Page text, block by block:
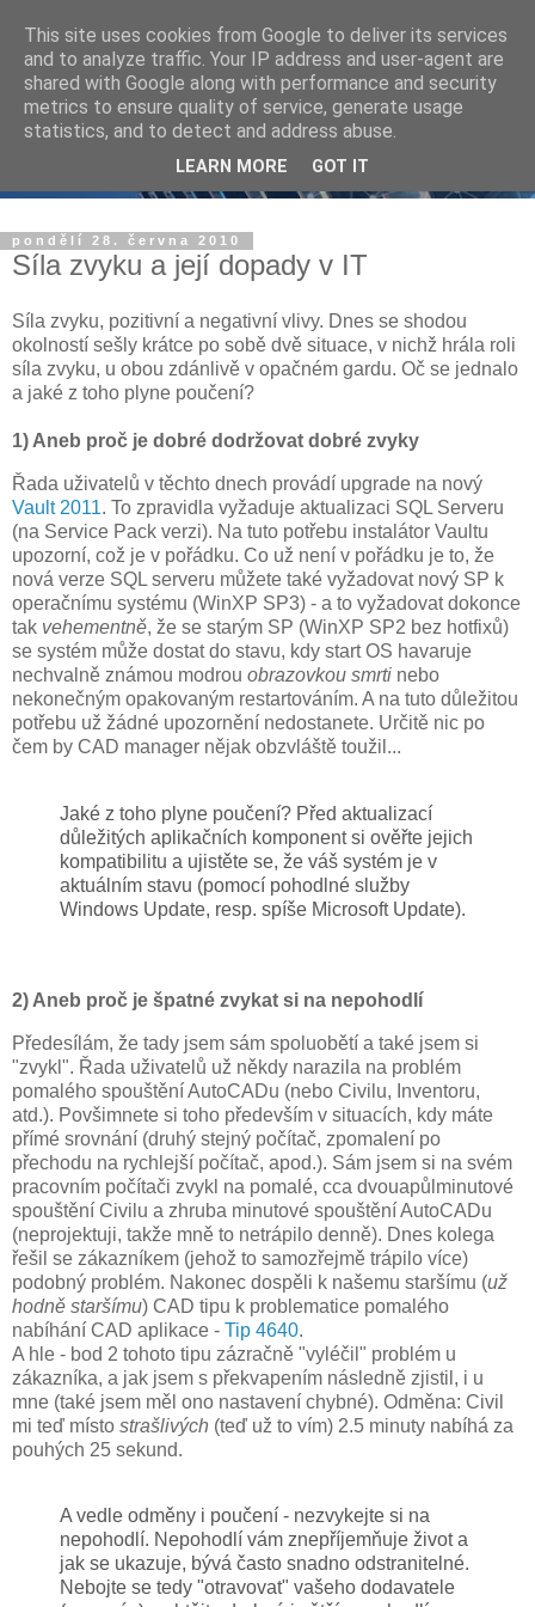
pondělí 28. června 2010
Síla zvyku a její dopady v IT
Síla zvyku, pozitivní a negativní vlivy. Dnes se shodou
okolností sešly krátce po sobě dvě situace, v nichž hrála roli
síla zvyku, u obou zdánlivě v opačném gardu. Oč se jednalo
a jaké z toho plyne poučení?
1) Aneb proč je dobré dodržovat dobré zvyky
Řada uživatelů v těchto dnech provádí upgrade na nový
Vault 2011. To zpravidla vyžaduje aktualizaci SQL Serveru
(na Service Pack verzi). Na tuto potřebu instalátor Vaultu
upozorní, což je v pořádku. Co už není v pořádku je to, že
nová verze SQL serveru můžete také vyžadovat nový SP k
operačnímu systému (WinXP SP3) - a to vyžadovat dokonce
tak vehementně, že se starým SP (WinXP SP2 bez hotfixů)
se systém může dostat do stavu, kdy start OS havaruje
nechvalně známou modrou obrazovkou smrti nebo
nekonečným opakovaným restartováním. A na tuto důležitou
potřebu už žádné upozornění nedostanete. Určitě nic po
čem by CAD manager nějak obzvláště toužil...
Jaké z toho plyne poučení? Před aktualizací
důležitých aplikačních komponent si ověřte jejich
kompatibilitu a ujistěte se, že váš systém je v
aktuálním stavu (pomocí pohodlné služby
Windows Update, resp. spíše Microsoft Update).
2) Aneb proč je špatné zvykat si na nepohodlí
Předesílám, že tady jsem sám spoluobětí a také jsem si
"zvykl". Řada uživatelů už někdy narazila na problém
pomalého spouštění AutoCADu (nebo Civilu, Inventoru,
atd.). Povšimnete si toho především v situacích, kdy máte
přímé srovnání (druhý stejný počítač, zpomalení po
přechodu na rychlejší počítač, apod.). Sám jsem si na svém
pracovním počítači zvykl na pomalé, cca dvouapůlminutové
spouštění Civilu a zhruba minutové spouštění AutoCADu
(neprojektuji, takže mně to netrápilo denně). Dnes kolega
řešil se zákazníkem (jehož to samozřejmě trápilo více)
podobný problém. Nakonec dospěli k našemu staršímu (už
hodně staršímu) CAD tipu k problematice pomalého
nabíhání CAD aplikace - Tip 4640.
A hle - bod 2 tohoto tipu zázračně "vyléčil" problém u
zákazníka, a jak jsem s překvapením následně zjistil, i u
mne (také jsem měl ono nastavení chybné). Odměna: Civil
mi teď místo strašlivých (teď už to vím) 2.5 minuty nabíhá za
pouhých 25 sekund.
A vedle odměny i poučení - nezvykejte si na
nepohodlí. Nepohodlí vám znepříjemňuje život a
jak se ukazuje, bývá často snadno odstranitelné.
Nebojte se tedy "otravovat" vašeho dodavatele
This site uses cookies from Google to deliver its services
and to analyze traffic. Your IP address and user-agent are
shared with Google along with performance and security
metrics to ensure quality of service, generate usage
statistics, and to detect and address abuse.
LEARN MORE GOT IT